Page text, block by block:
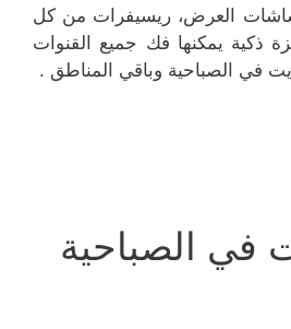
العرض، ريسيفرات من كل
ذكية يمكنها فك جميع القنوات
في الصباحية وباقي المناطق .
في الصباحية